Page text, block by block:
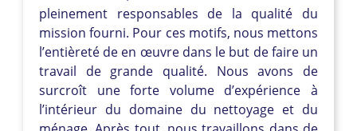
pleinement responsables de la qualité du
mission fourni. Pour ces motifs, nous mettons
l’entièreté de en œuvre dans le but de faire un
travail de grande qualité. Nous avons de
surcroît une forte volume d’expérience à
l’intérieur du domaine du nettoyage et du